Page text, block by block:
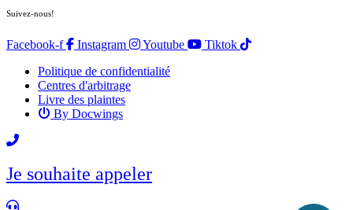
Suivez-nous!
Facebook-f Instagram Youtube
Tiktok
Politique de confidentialité
Centres d'arbitrage
Livre des plaintes
By Docwings
Défiler
vers
le
Je souhaite appeler